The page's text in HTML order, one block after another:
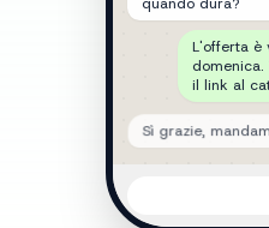
L'offerta è
il link al
Sì grazie,